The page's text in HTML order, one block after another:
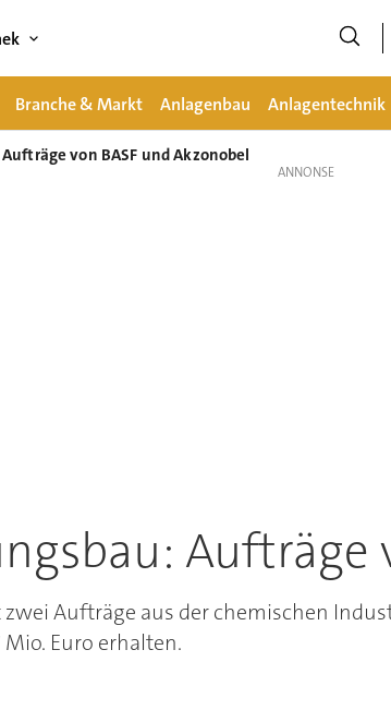
Branche & Markt Anlagenbau Anlagentechnik
von BASF und Akzonobel
Aufträge
Aufträge aus der chemischen
Euro erhalten.